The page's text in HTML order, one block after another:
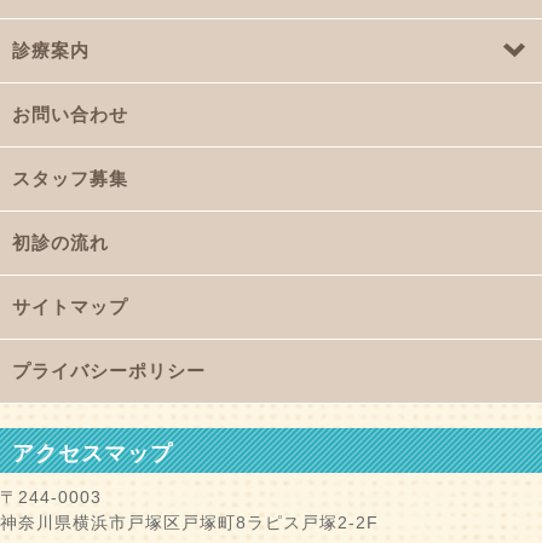
診療案内
お問い合わせ
スタッフ募集
初診の流れ
サイトマップ
プライバシーポリシー
アクセスマップ
〒244-0003
神奈川県横浜市戸塚区戸塚町8ラピス戸塚2-2F